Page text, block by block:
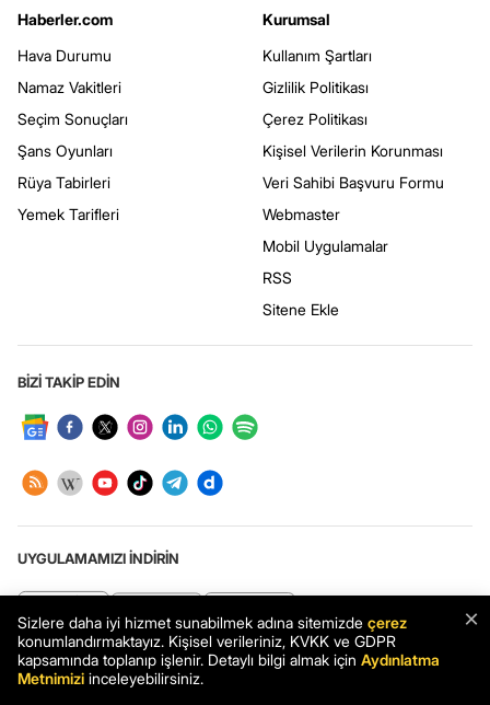
Haberler.com
Hava Durumu
Namaz Vakitleri
Seçim Sonuçları
Şans Oyunları
Rüya Tabirleri
Yemek Tarifleri
Kurumsal
Kullanım Şartları
Gizlilik Politikası
Çerez Politikası
Kişisel Verilerin Korunması
Veri Sahibi Başvuru Formu
Webmaster
Mobil Uygulamalar
RSS
Sitene Ekle
BİZİ TAKİP EDİN
UYGULAMAMIZI İNDİRİN
Haberler.com: Türkiye’nin en kapsamlı haber sitesi. Son dakika haberleri
ve en güncel gelişmeler Haberler.com’da.
×
Sizlere daha iyi hizmet sunabilmek adına sitemizde çerez
konumlandırmaktayız. Kişisel verileriniz, KVKK ve GDPR
kapsamında toplanıp işlenir. Detaylı bilgi almak için Aydınlatma
Metnimizi inceleyebilirsiniz.